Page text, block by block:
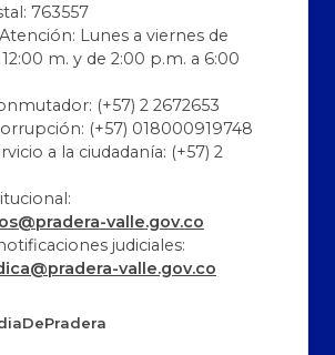
763557
Lunes a viernes de
m. y de 2:00 p.m. a 6:00
(+57) 2 2672653
(+57) 018000919748
a la ciudadanía: (+57) 2
valle.gov.co
judiciales:
valle.gov.co